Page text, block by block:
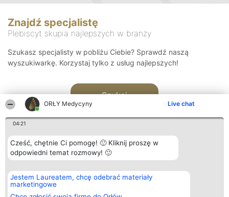
ORŁY Medycyny Live chat
04:21
Cześć, chętnie Ci pomogę! 🙂 Kliknij proszę w
odpowiedni temat rozmowy! 🙂
Jestem Laureatem, chcę odebrać materiały
marketingowe
Znajdź specjalistę
Plebiscyt skupia najlepszych w branży
Szukasz specjalisty w pobliżu Ciebie? Sprawdź naszą
wyszukiwarkę. Korzystaj tylko z usług najlepszych!
Szukaj
Organizator plebiscytu
Bright Side Solutions sp. z o.
o. sp. k.
ul. Ruska 22
Plebiscyt
Laureaci
wszystkich
Kontakt
Kontakt